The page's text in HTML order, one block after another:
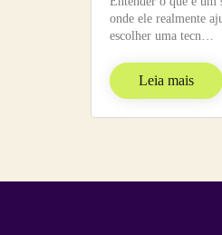
onde ele realmente
escolher uma tecn…
Leia mais